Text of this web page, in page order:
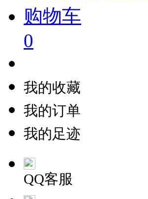
购物车
0
我的收藏
我的订单
我的足迹
QQ客服